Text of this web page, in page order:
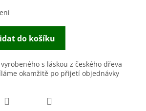
do košíku
s láskou z českého dřeva
okamžitě po přijetí objednávky